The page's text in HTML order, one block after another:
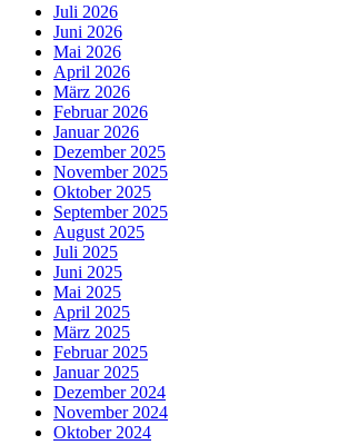
Juli 2026
Juni 2026
Mai 2026
April 2026
März 2026
Februar 2026
Januar 2026
Dezember 2025
November 2025
Oktober 2025
September 2025
August 2025
Juli 2025
Juni 2025
Mai 2025
April 2025
März 2025
Februar 2025
Januar 2025
Dezember 2024
November 2024
Oktober 2024